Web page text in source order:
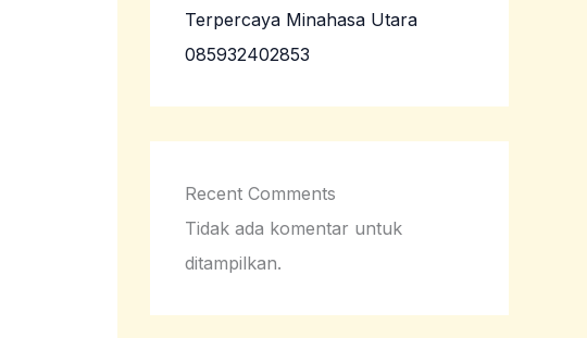
Terpercaya Minahasa Utara
085932402853
Recent Comments
Tidak ada komentar untuk
ditampilkan.